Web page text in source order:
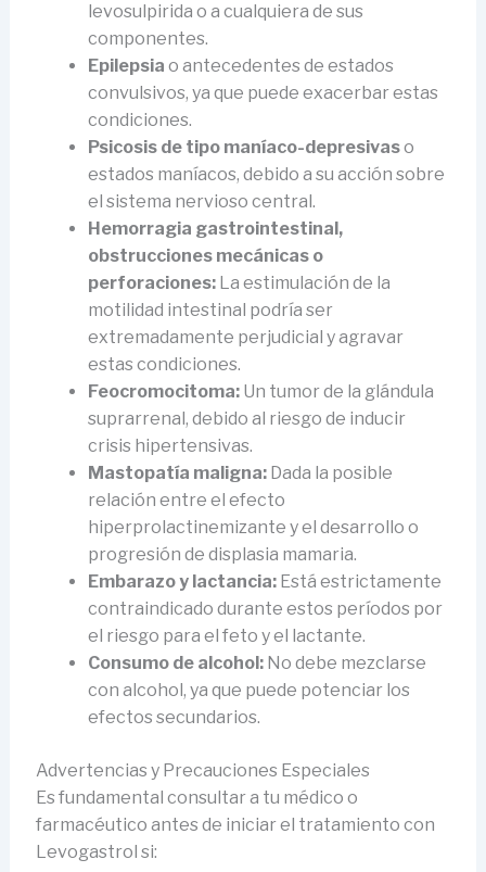
levosulpirida o a cualquiera de sus
componentes.
Epilepsia o antecedentes de estados
convulsivos, ya que puede exacerbar estas
condiciones.
Psicosis de tipo maníaco-depresivaso
estados maníacos, debido a su acción sobre
el sistema nervioso central.
Hemorragia gastrointestinal,
obstrucciones mecánicas o
perforaciones:La estimulación de la
motilidad intestinal podría ser
extremadamente perjudicial y agravar
estas condiciones.
Feocromocitoma:Un tumor de la glándula
suprarrenal, debido al riesgo de inducir
crisis hipertensivas.
Mastopatía maligna:Dada la posible
relación entre el efecto
hiperprolactinemizante y el desarrollo o
progresión de displasia mamaria.
Embarazo y lactancia:Está estrictamente
contraindicado durante estos períodos por
el riesgo para el feto y el lactante.
Consumo de alcohol:No debe mezclarse
con alcohol, ya que puede potenciar los
efectos secundarios.
Advertencias y Precauciones Especiales
Es fundamental consultar a tu médico o
farmacéutico antes de iniciar el tratamiento con
Levogastrol si: